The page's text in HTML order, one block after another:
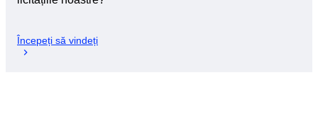
Începeți să vindeți